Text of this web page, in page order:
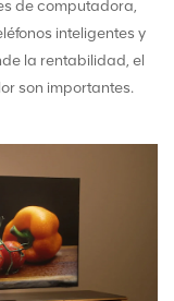
de computadora,
inteligentes y
la rentabilidad, el
son importantes.